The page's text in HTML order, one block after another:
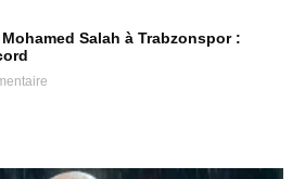
Salah à Trabzonspor :